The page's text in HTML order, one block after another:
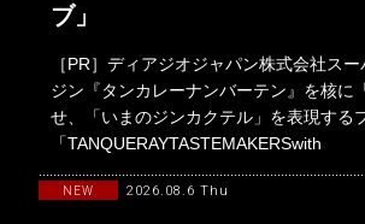
ブ」
［PR］ディアジオジャパン株式会社ス
ジン『タンカレーナンバーテン』を核に
せ、「いまのジンカクテル」を表現する
「TANQUERAYTASTEMAKERSwith
NEW 2026.08.6 Thu